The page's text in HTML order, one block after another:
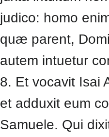
judico: homo
quæ parent,
autem intuetur
8. Et vocavit Isai
et adduxit eum
Samuele. Qui